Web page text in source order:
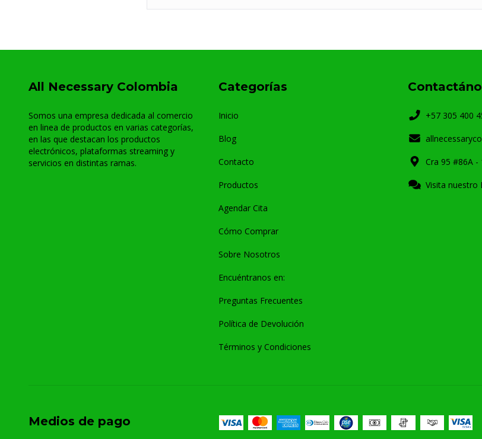
All Necessary Colombia
Somos una empresa dedicada al comercio
en linea de productos en varias categorías,
en las que destacan los productos
electrónicos, plataformas streaming y
servicios en distintas ramas.
Categorías
Inicio
Blog
Contacto
Productos
Agendar Cita
Cómo Comprar
Sobre Nosotros
Encuéntranos en:
Preguntas Frecuentes
Política de Devolución
Términos y Condiciones
+57 305 400
Cra 95 #86A -
Visita nuestro
Medios de pago